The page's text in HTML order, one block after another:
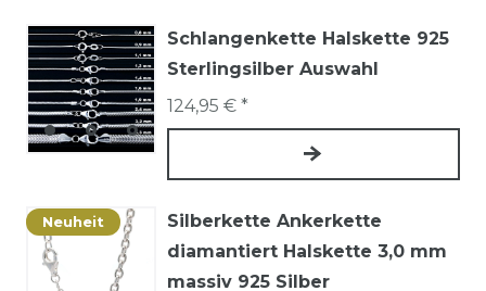
Schlangenkette Halskette 925
Sterlingsilber Auswahl
124,95 € *
Neuheit
Silberkette Ankerkette
diamantiert Halskette 3,0 mm
massiv 925 Silber